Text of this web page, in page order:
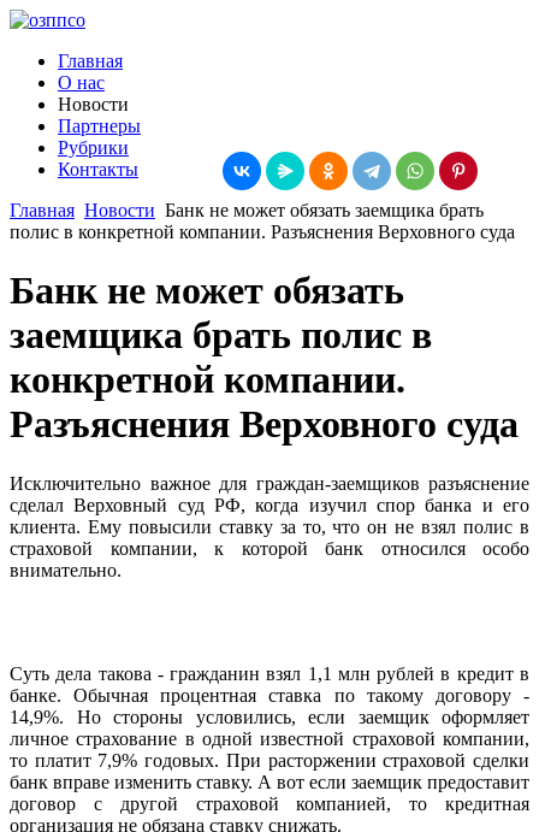
Главная
О нас
Новости
Партнеры
Рубрики
Контакты
Главная Новости Банк не может обязать заемщика брать
полис в конкретной компании. Разъяснения Верховного суда
Банк не может обязать
заемщика брать полис в
конкретной компании.
Разъяснения Верховного суда
Исключительно важное для граждан-заемщиков разъяснение
сделал Верховный суд РФ, когда изучил спор банка и его
клиента. Ему повысили ставку за то, что он не взял полис в
страховой компании, к которой банк относился особо
внимательно.
Суть дела такова - гражданин взял 1,1 млн рублей в кредит в
банке. Обычная процентная ставка по такому договору -
14,9%. Но стороны условились, если заемщик оформляет
личное страхование в одной известной страховой компании,
то платит 7,9% годовых. При расторжении страховой сделки
банк вправе изменить ставку. А вот если заемщик предоставит
договор с другой страховой компанией, то кредитная
организация не обязана ставку снижать.